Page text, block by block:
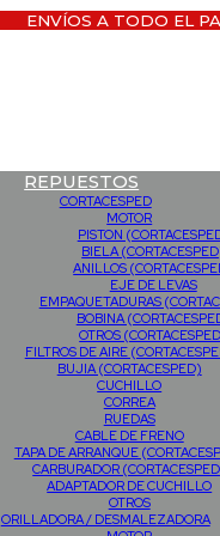
ENVÍOS A TODO EL
REPUESTOS
CORTACESPED
MOTOR
PISTON
BIELA
ANILLOS
EJE DE LEVAS
EMPAQUETADURAS
BOBINA
OTROS
FILTROS DE AIRE
BUJIA (CORTACESPED)
CUCHILLO
CORREA
RUEDAS
CABLE DE FRENO
TAPA DE ARRANQUE
CARBURADOR
ADAPTADOR DE CUCHILLO
OTROS
ORILLADORA / DESMALEZADORA